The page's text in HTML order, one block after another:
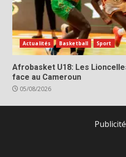
Actualités Basketball Sport
Afrobasket U18: Les
face au Cameroun
05/08/2026
Publicité